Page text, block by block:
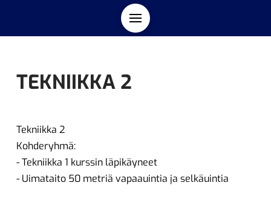
TEKNIIKKA 2
Tekniikka 2
Kohderyhmä:
- Tekniikka 1 kurssin läpikäyneet
- Uimataito 50 metriä vapaauintia ja selkäuintia